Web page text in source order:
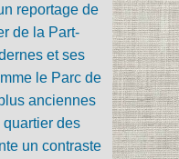
reportage de
de la Part-
et ses
le Parc de
anciennes
des
un contraste